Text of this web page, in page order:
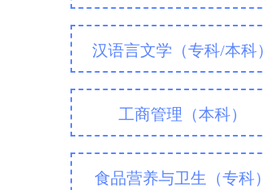
汉语言文学（专科/本科）
工商管理（本科）
食品营养与卫生（专科）